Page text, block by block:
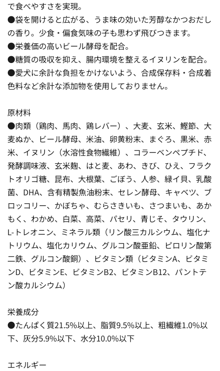
で食べやすさを実現。
●袋を開けると広がる、うま味の効いた芳醇なかつおだし
の香り。少食・偏食気味の子も思わず飛びつきます。
●栄養価の高いビール酵母を配合。
●糖質の吸収を抑え、腸内環境を整えるイヌリンを配合。
●愛犬に余計な負担をかけないよう、合成保存料・合成着
色料など余計な添加物を使用しておりません。
原材料
●肉類（鶏肉、馬肉、鶏レバー）、大麦、玄米、鰹節、大
麦ぬか、ビール酵母、米油、卵黄粉末、まぐろ、黒米、赤
米、イヌリン（水溶性食物繊維）、コラーベンペプチド、
発酵調味液、玄米麹、はと麦、あわ、きび、ひえ、フラク
トオリゴ糖、昆布、大根葉、ごぼう、人参、緑イ貝、乳酸
菌、DHA、含有精製魚油粉末、セレン酵母、キャベツ、ブ
ロッコリー、かぼちゃ、むらさきいも、さつまいも、あか
もく、わかめ、白菜、高菜、パセリ、青じそ、タウリン、
L-トレオニン、ミネラル類（リン酸三カルシウム、塩化ナ
トリウム、塩化カリウム、グルコン酸亜鉛、ピロリン酸第
二鉄、グルコン酸銅）、ビタミン類（ビタミンA、ビタミ
ンD、ビタミンE、ビタミンB2、ビタミンB12、パントテ
ン酸カルシウム）
栄養成分
●たんぱく質21.5%以上、脂質9.5%以上、粗繊維1.0%以
下、灰分5.9%以下、水分10.0%以下
エネルギー